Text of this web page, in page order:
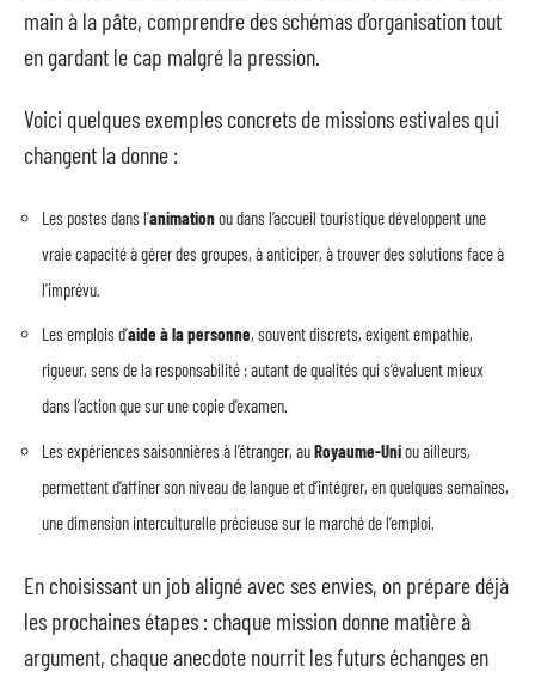
main à la pâte, comprendre des schémas d’organisation tout
en gardant le cap malgré la pression.
Voici quelques exemples concrets de missions estivales qui
changent la donne :
Les postes dans l’animationou dans l’accueil touristique développent une
vraie capacité à gérer des groupes, à anticiper, à trouver des solutions face à
l’imprévu.
Les emplois d’aide à la personne, souvent discrets, exigent empathie,
rigueur, sens de la responsabilité : autant de qualités qui s’évaluent mieux
dans l’action que sur une copie d’examen.
Les expériences saisonnières à l’étranger, auRoyaume-Uniou ailleurs,
permettent d’affiner son niveau de langue et d’intégrer, en quelques semaines,
une dimension interculturelle précieuse sur le marché de l’emploi.
En choisissant un job aligné avec ses envies, on prépare déjà
les prochaines étapes : chaque mission donne matière à
argument, chaque anecdote nourrit les futurs échanges en